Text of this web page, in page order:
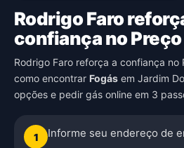
Rodrigo Faro
confiança no Preço
Rodrigo Faro reforça a confiança no
como encontrar Fogás em Jardim
opções e pedir gás online em 3
1 Informe seu endereço de